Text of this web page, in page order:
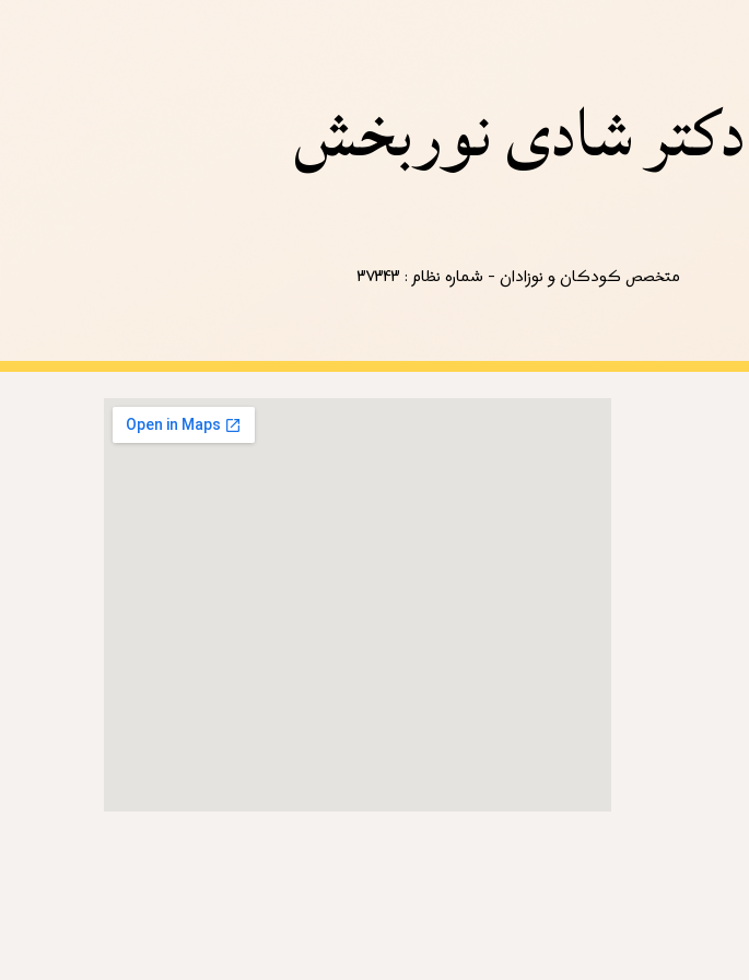
دکتر شادی نوربخش
متخصص کودکان و نوزادان - شماره نظام : ۳۷۳۴۳